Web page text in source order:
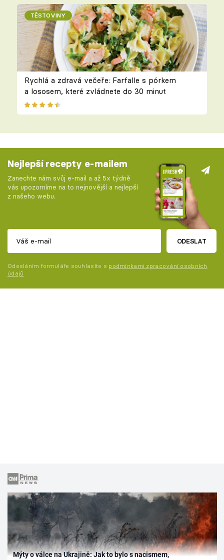
TĚSTOVINY
Rychlá a zdravá večeře: Farfalle s pórkem
a lososem, které zvládnete do 30 minut
Nejlepší recepty e-mailem
Zanechte nám svůj e-mail a až 5x týdně
vás upozorníme na to nejnovější a nejlepší
z našeho webu.
ODESLAT
Odesláním formuláře souhlasíte s podmínkami zpracování osobních
údajů
Mýty o válce na Ukrajině: Jak to bylo s nacismem,